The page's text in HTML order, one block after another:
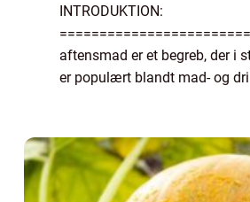
INTRODUKTION:
aftensmad er et begreb, der i
er populært blandt mad- og
praktiske og stadig